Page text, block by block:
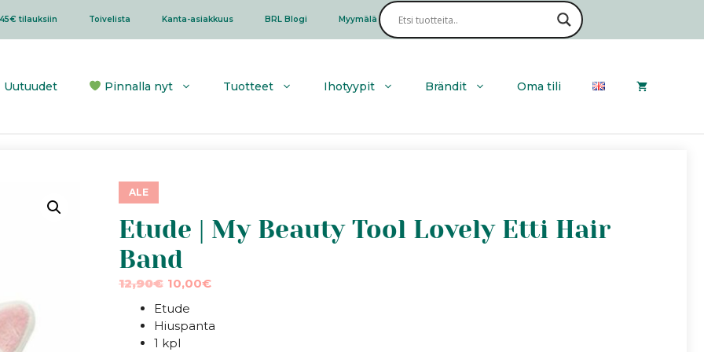
tilauksiin Toivelista Kanta-asiakkuus BRL Blogi Myymälä Haku
Uutuudet Pinnalla nyt Tuotteet Ihotyypit Brändit Oma tili
ALE
Etude | My Beauty Tool Lovely Etti Hair
Band
12,90€ Alkuperäinen
oli:
12,90€.
10,00€Nykyinen
10,00€.
Etude
Hiuspanta
1 kpl